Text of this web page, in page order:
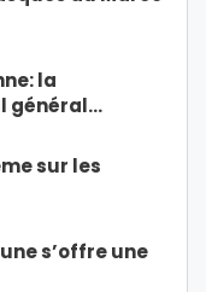
la
général…
sur les
s’offre une